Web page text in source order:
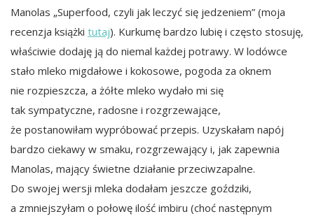
Manolas „Superfood, czyli jak leczyć się jedzeniem” (moja
recenzja książki tutaj). Kurkumę bardzo lubię i często stosuję,
właściwie dodaję ją do niemal każdej potrawy. W lodówce
stało mleko migdałowe i kokosowe, pogoda za oknem
nie rozpieszcza, a żółte mleko wydało mi się
tak sympatyczne, radosne i rozgrzewające,
że postanowiłam wypróbować przepis. Uzyskałam napój
bardzo ciekawy w smaku, rozgrzewający i, jak zapewnia
Manolas, mający świetne działanie przeciwzapalne.
Do swojej wersji mleka dodałam jeszcze goździki,
a zmniejszyłam o połowę ilość imbiru (choć następnym